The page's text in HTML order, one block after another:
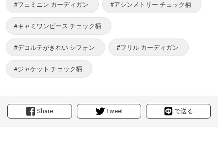
Share Tweet で送る
#フェミニン カーディガン #アシンメトリー チェック柄
#キャミワンピース チェック柄
#デコルテがきれい シフォン #フリル カーディガン
#ジャケット チェック柄